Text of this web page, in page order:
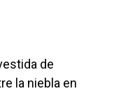
de
la niebla en